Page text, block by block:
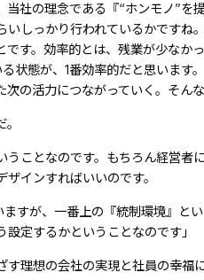
当社の理念である『“ホンモノ”
しっかり行われているかですね
す。効率的とは、残業が少なか
態が、1番効率的だと思います
の活力につながっていく。そん
うことなのです。もちろん経営
インすればいいのです。
すが、一番上の『統制環境』と
定するかということなのです」
す理想の会社の実現と社員の幸